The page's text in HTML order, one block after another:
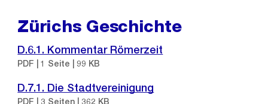
Zürichs Geschichte
D.6.1. Kommentar Römerzeit
PDF | 1 Seite | 99 KB
D.7.1. Die Stadtvereinigung
PDF | 3 Seiten | 362 KB